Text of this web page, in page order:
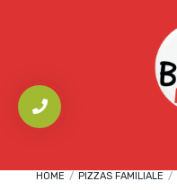
HOME / PIZZAS FAMILIALE /